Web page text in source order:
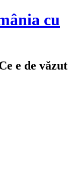
cu
e de văzut